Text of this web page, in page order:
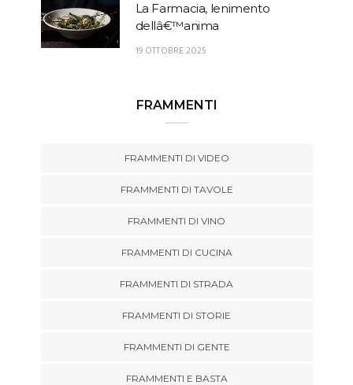
La Farmacia, lenimento
dellâ€™anima
19 OTTOBRE 2025
FRAMMENTI
FRAMMENTI DI VIDEO
FRAMMENTI DI TAVOLE
FRAMMENTI DI VINO
FRAMMENTI DI CUCINA
FRAMMENTI DI STRADA
FRAMMENTI DI STORIE
FRAMMENTI DI GENTE
FRAMMENTI E BASTA